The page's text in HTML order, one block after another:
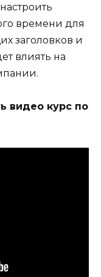
времени для
заголовков и
влиять на
видео курс по